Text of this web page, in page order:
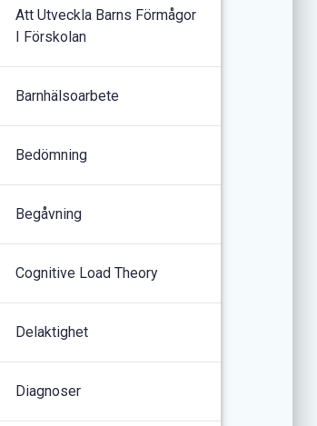
Att Utveckla Barns Förmågor
I Förskolan
Barnhälsoarbete
Bedömning
Begåvning
Cognitive Load Theory
Delaktighet
Diagnoser